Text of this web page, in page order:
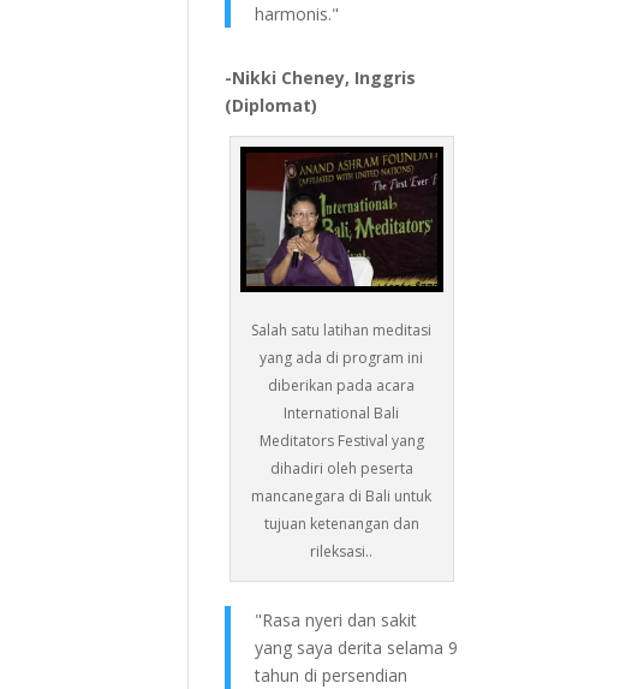
harmonis."
-Nikki Cheney, Inggris
(Diplomat)
Salah satu latihan meditasi
yang ada di program ini
diberikan pada acara
International Bali
Meditators Festival yang
dihadiri oleh peserta
mancanegara di Bali untuk
tujuan ketenangan dan
rileksasi..
"Rasa nyeri dan sakit
yang saya derita selama 9
tahun di persendian